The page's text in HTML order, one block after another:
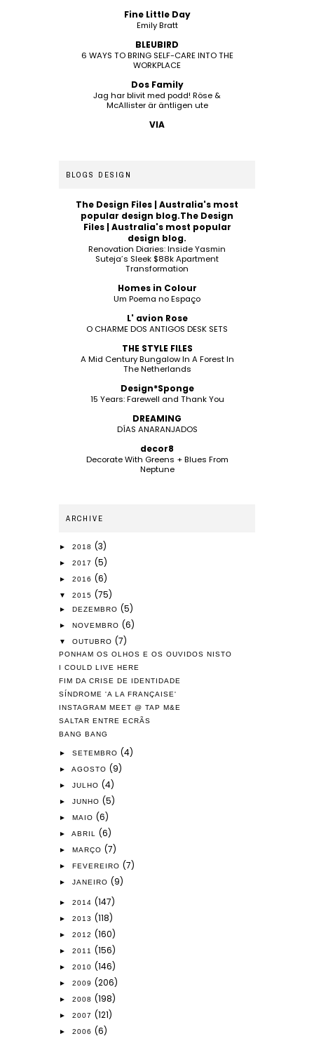
Fine Little Day
Emily Bratt
BLEUBIRD
6 WAYS TO BRING SELF-CARE INTO THE
WORKPLACE
Dos Family
Jag har blivit med podd! Röse &
McAllister är äntligen ute
VIA
BLOGS DESIGN
The Design Files | Australia's most
popular design blog.The Design
Files | Australia's most popular
design blog.
Renovation Diaries: Inside Yasmin
Suteja’s Sleek $88k Apartment
Transformation
Homes in Colour
Um Poema no Espaço
L' avion Rose
O CHARME DOS ANTIGOS DESK SETS
THE STYLE FILES
A Mid Century Bungalow In A Forest In
The Netherlands
Design*Sponge
15 Years: Farewell and Thank You
DREAMING
DÍAS ANARANJADOS
decor8
Decorate With Greens + Blues From
Neptune
ARCHIVE
► 2018 (3)
► 2017 (5)
► 2016 (6)
▼ 2015 (75)
► DEZEMBRO (5)
► NOVEMBRO (6)
▼ OUTUBRO (7)
PONHAM OS OLHOS E OS OUVIDOS NISTO
I COULD LIVE HERE
FIM DA CRISE DE IDENTIDADE
SÍNDROME 'A LA FRANÇAISE'
INSTAGRAM MEET @ TAP M&E
SALTAR ENTRE ECRÃS
BANG BANG
► SETEMBRO (4)
► AGOSTO (9)
► JULHO (4)
► JUNHO (5)
► MAIO (6)
► ABRIL (6)
► MARÇO (7)
► FEVEREIRO (7)
► JANEIRO (9)
► 2014 (147)
► 2013 (118)
► 2012 (160)
► 2011 (156)
► 2010 (146)
► 2009 (206)
► 2008 (198)
► 2007 (121)
► 2006 (6)